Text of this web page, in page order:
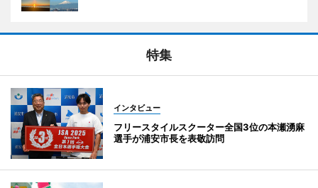
特集
インタビュー
フリースタイルスクーター全国3位の本瀬湧麻
選手が浦安市長を表敬訪問